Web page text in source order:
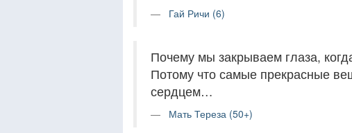
Гай Ричи (6)
Почему мы закрываем глаза,
Потому что самые прекрасные
сердцем…
Мать Тереза (50+)